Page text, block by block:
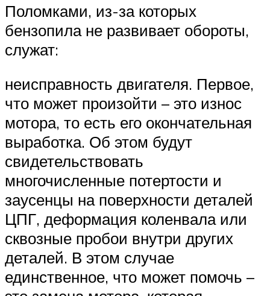
Поломками, из-за которых
бензопила не развивает обороты,
служат:
неисправность двигателя. Первое,
что может произойти – это износ
мотора, то есть его окончательная
выработка. Об этом будут
свидетельствовать
многочисленные потертости и
заусенцы на поверхности деталей
ЦПГ, деформация коленвала или
сквозные пробои внутри других
деталей. В этом случае
единственное, что может помочь –